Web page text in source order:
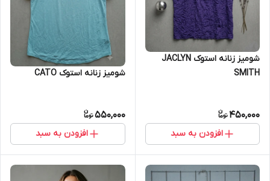
شومیز زنانه استوک JACLYN
SMITH
450,000
افزودن به سبد
شومیز زنانه استوک CATO
550,000
افزودن به سبد